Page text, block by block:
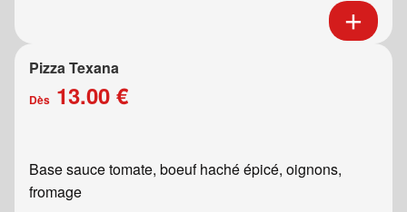
Pizza Texana
Dès 13.00 €
Base sauce tomate, boeuf haché épicé, oignons,
fromage